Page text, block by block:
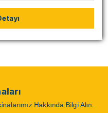
Hakkında Bilgi Alın.